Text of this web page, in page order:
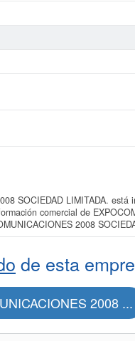
SOCIEDAD LIMITADA.
comercial de
2008
de esta
2008 ...